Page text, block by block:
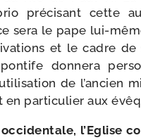
pré­ci­sant cette
sera le pape lui-​
et le cadre de
don­ne­ra
de l’ancien
en par­ti­cu­lier aux
l’Eglise